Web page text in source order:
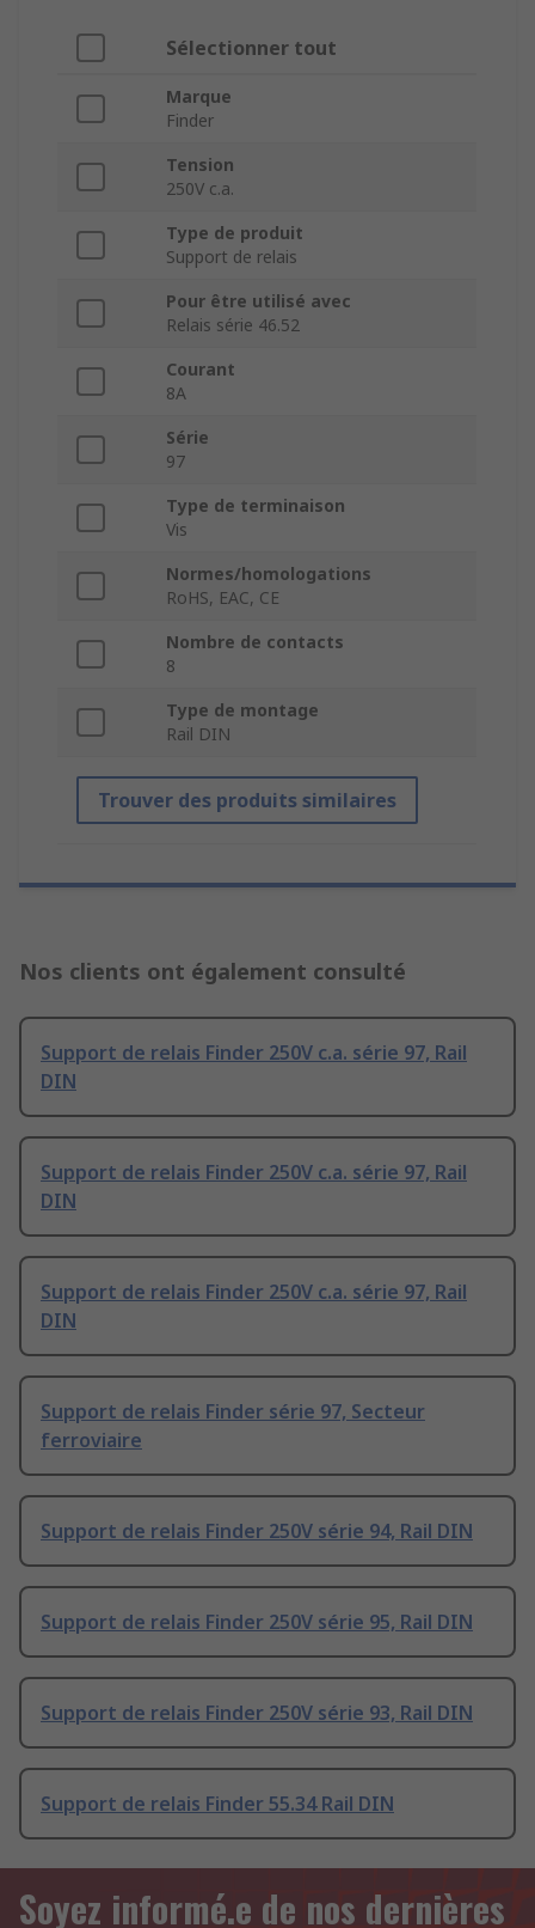
Sélectionner tout
Marque
Finder
Tension
250V c.a.
Type de produit
Support de relais
Pour être utilisé avec
Relais série 46.52
Courant
8A
Série
97
Type de terminaison
Vis
Normes/homologations
RoHS, EAC, CE
Nombre de contacts
8
Type de montage
Rail DIN
Trouver des produits similaires
Nos clients ont également consulté
Support de relais Finder 250V c.a. série 97, Rail
DIN
Support de relais Finder 250V c.a. série 97, Rail
DIN
Support de relais Finder 250V c.a. série 97, Rail
DIN
Support de relais Finder série 97, Secteur
ferroviaire
Support de relais Finder 250V série 94, Rail DIN
Support de relais Finder 250V série 95, Rail DIN
Support de relais Finder 250V série 93, Rail DIN
Support de relais Finder 55.34 Rail DIN
Soyez informé.e de nos dernières